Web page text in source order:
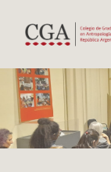
contenido